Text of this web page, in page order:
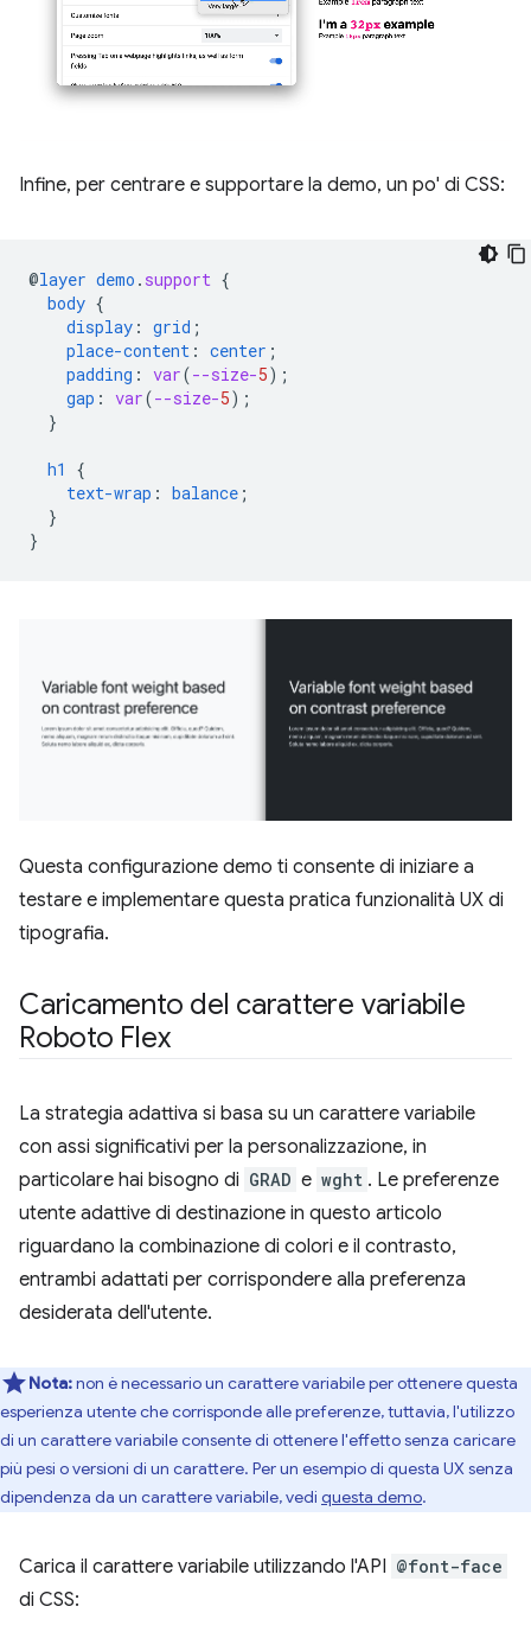
Infine, per centrare e supportare la demo, un po' di CSS:
@layer demo . support {
body {
display : grid ;
place-content : center ;
padding : var(--size-5);
gap : var(--size-5);
}
h1
{
text-wrap : balance ;
}
}
Questa configurazione demo ti consente di iniziare a
testare e implementare questa pratica funzionalità UX di
tipografia.
Caricamento del carattere variabile
Roboto Flex
La strategia adattiva si basa su un carattere variabile
con assi significativi per la personalizzazione, in
particolare hai bisogno di GRAD e wght . Le preferenze
utente adattive di destinazione in questo articolo
riguardano la combinazione di colori e il contrasto,
entrambi adattati per corrispondere alla preferenza
desiderata dell'utente.
Nota:non è necessario un carattere variabile per ottenere questa
esperienza utente che corrisponde alle preferenze, tuttavia, l'utilizzo
di un carattere variabile consente di ottenere l'effetto senza caricare
più pesi o versioni di un carattere. Per un esempio di questa UX senza
dipendenza da un carattere variabile, vedi questa demo.
Carica il carattere variabile utilizzando l'API @font-face
di CSS: